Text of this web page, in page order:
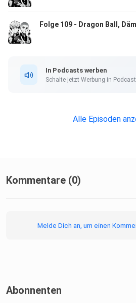
In Podcasts werben
Schalte jetzt Werbung in
Alle Episoden
Kommentare (0)
Melde Dich an, um einen
Abonnenten